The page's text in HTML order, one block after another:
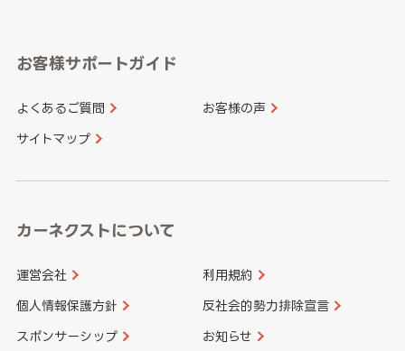
愛知県
和歌山県
山口県
香川県 愛媛県
長崎県
大分県 宮崎県
お客様サポートガイド
よくあるご質問 お客様の声
サイトマップ
カーネクストについて
運営会社 利用規約
個人情報保護方針 反社会的勢力排除宣言
スポンサーシップ お知らせ